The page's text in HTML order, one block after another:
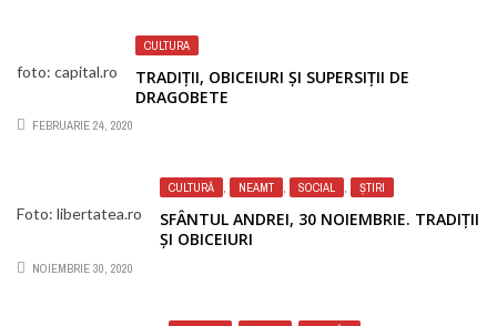
foto: capital.ro
CULTURA
TRADIȚII, OBICEIURI ȘI SUPERSIȚII DE
DRAGOBETE
FEBRUARIE 24, 2020
Foto: libertatea.ro
CULTURĂ , NEAMT , SOCIAL , ȘTIRI
SFÂNTUL ANDREI, 30 NOIEMBRIE. TRADIȚII
ȘI OBICEIURI
NOIEMBRIE 30, 2020